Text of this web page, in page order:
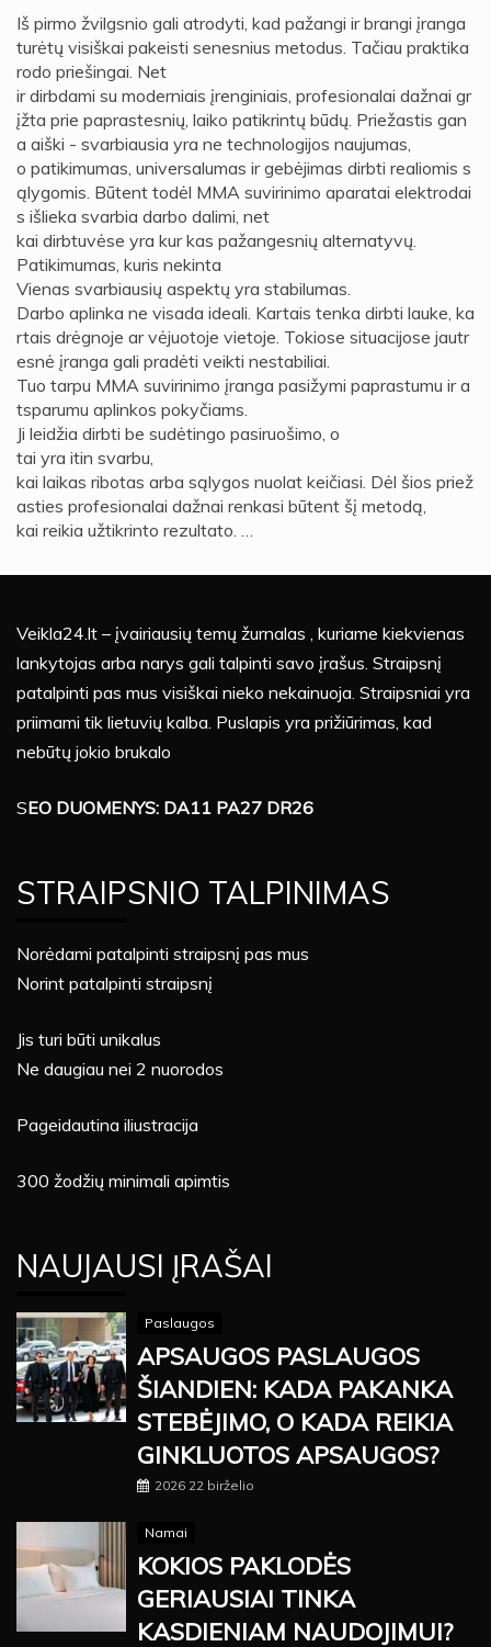
Iš pirmo žvilgsnio gali atrodyti, kad pažangi ir brangi įranga
turėtų visiškai pakeisti senesnius metodus. Tačiau praktika
rodo priešingai. Net
ir dirbdami su moderniais įrenginiais, profesionalai dažnai gr
įžta prie paprastesnių, laiko patikrintų būdų. Priežastis gan
a aiški - svarbiausia yra ne technologijos naujumas,
o patikimumas, universalumas ir gebėjimas dirbti realiomis s
ąlygomis. Būtent todėl MMA suvirinimo aparatai elektrodai
s išlieka svarbia darbo dalimi, net
kai dirbtuvėse yra kur kas pažangesnių alternatyvų.
Patikimumas, kuris nekinta
Vienas svarbiausių aspektų yra stabilumas.
Darbo aplinka ne visada ideali. Kartais tenka dirbti lauke, ka
rtais drėgnoje ar vėjuotoje vietoje. Tokiose situacijose jautr
esnė įranga gali pradėti veikti nestabiliai.
Tuo tarpu MMA suvirinimo įranga pasižymi paprastumu ir a
tsparumu aplinkos pokyčiams.
Ji leidžia dirbti be sudėtingo pasiruošimo, o
tai yra itin svarbu,
kai laikas ribotas arba sąlygos nuolat keičiasi. Dėl šios priež
asties profesionalai dažnai renkasi būtent šį metodą,
kai reikia užtikrinto rezultato. …
Veikla24.lt – įvairiausių temų žurnalas , kuriame kiekvienas
lankytojas arba narys gali talpinti savo įrašus. Straipsnį
patalpinti pas mus visiškai nieko nekainuoja. Straipsniai yra
priimami tik lietuvių kalba. Puslapis yra prižiūrimas, kad
nebūtų jokio brukalo
SEO DUOMENYS: DA11 PA27 DR26
STRAIPSNIO TALPINIMAS
Norėdami patalpinti straipsnį pas mus
Norint patalpinti straipsnį
Jis turi būti unikalus
Ne daugiau nei 2 nuorodos
Pageidautina iliustracija
300 žodžių minimali apimtis
NAUJAUSI ĮRAŠAI
Paslaugos
APSAUGOS PASLAUGOS
ŠIANDIEN: KADA PAKANKA
STEBĖJIMO, O KADA REIKIA
GINKLUOTOS APSAUGOS?
2026 22 birželio
Namai
KOKIOS PAKLODĖS
GERIAUSIAI TINKA
KASDIENIAM NAUDOJIMUI?